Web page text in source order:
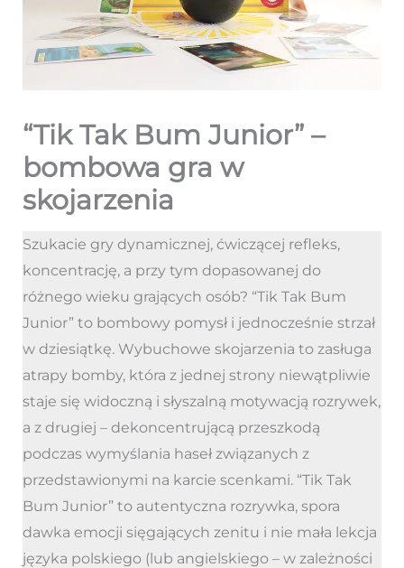
“Tik Tak Bum Junior” –
bombowa gra w
skojarzenia
Szukacie gry dynamicznej, ćwiczącej refleks,
koncentrację, a przy tym dopasowanej do
różnego wieku grających osób? “Tik Tak Bum
Junior” to bombowy pomysł i jednocześnie strzał
w dziesiątkę. Wybuchowe skojarzenia to zasługa
atrapy bomby, która z jednej strony niewątpliwie
staje się widoczną i słyszalną motywacją rozrywek,
a z drugiej – dekoncentrującą przeszkodą
podczas wymyślania haseł związanych z
przedstawionymi na karcie scenkami. “Tik Tak
Bum Junior” to autentyczna rozrywka, spora
dawka emocji sięgających zenitu i nie mała lekcja
języka polskiego (lub angielskiego – w zależności